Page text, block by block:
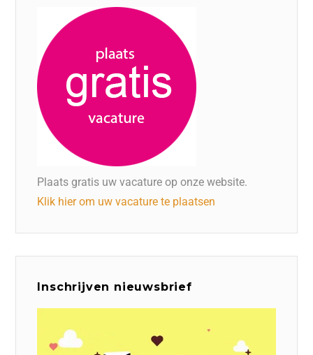
Plaats gratis uw vacature op onze website.
Klik hier om uw vacature te plaatsen
Inschrijven nieuwsbrief